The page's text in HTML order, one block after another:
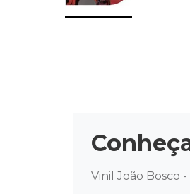
Vinil João Bosco